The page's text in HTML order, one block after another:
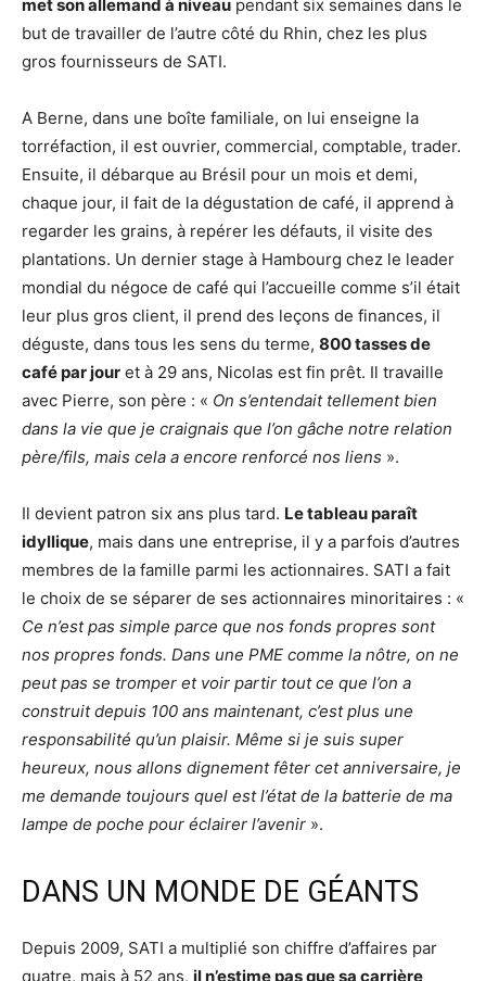
met son allemand à niveau pendant six semaines dans le
but de travailler de l’autre côté du Rhin, chez les plus
gros fournisseurs de SATI.
A Berne, dans une boîte familiale, on lui enseigne la
torréfaction, il est ouvrier, commercial, comptable, trader.
Ensuite, il débarque au Brésil pour un mois et demi,
chaque jour, il fait de la dégustation de café, il apprend à
regarder les grains, à repérer les défauts, il visite des
plantations. Un dernier stage à Hambourg chez le leader
mondial du négoce de café qui l’accueille comme s’il était
leur plus gros client, il prend des leçons de finances, il
déguste, dans tous les sens du terme, 800 tasses de
café par jour et à 29 ans, Nicolas est fin prêt. Il travaille
avec Pierre, son père : « On s’entendait tellement bien
dans la vie que je craignais que l’on gâche notre relation
père/fils, mais cela a encore renforcé nos liens ».
Il devient patron six ans plus tard. Le tableau paraît
idyllique, mais dans une entreprise, il y a parfois d’autres
membres de la famille parmi les actionnaires. SATI a fait
le choix de se séparer de ses actionnaires minoritaires : «
Ce n’est pas simple parce que nos fonds propres sont
nos propres fonds. Dans une PME comme la nôtre, on ne
peut pas se tromper et voir partir tout ce que l’on a
construit depuis 100 ans maintenant, c’est plus une
responsabilité qu’un plaisir. Même si je suis super
heureux, nous allons dignement fêter cet anniversaire, je
me demande toujours quel est l’état de la batterie de ma
lampe de poche pour éclairer l’avenir ».
DANS UN MONDE DE GÉANTS
Depuis 2009, SATI a multiplié son chiffre d’affaires par
quatre, mais à 52 ans, il n’estime pas que sa carrière